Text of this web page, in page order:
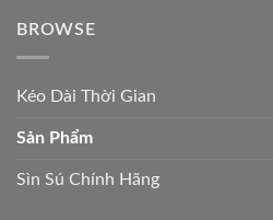
BROWSE
Kéo Dài Thời Gian
Sản Phẩm
Sìn Sú Chính Hãng